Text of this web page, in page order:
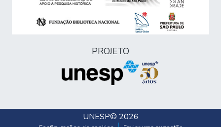
PROJETO
UNESP© 2026